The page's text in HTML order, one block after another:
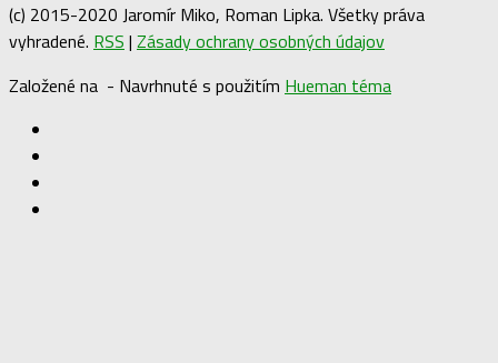
(c) 2015-2020 Jaromír Miko, Roman Lipka. Všetky práva
vyhradené. RSS | Zásady ochrany osobných údajov
Založené na - Navrhnuté s použitím Hueman téma